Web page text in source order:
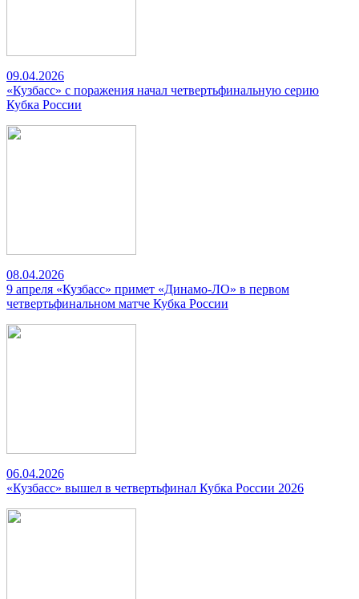
09.04.2026
«Кузбасс» с поражения начал четвертьфинальную серию
Кубка России
08.04.2026
9 апреля «Кузбасс» примет «Динамо-ЛО» в первом
четвертьфинальном матче Кубка России
06.04.2026
«Кузбасс» вышел в четвертьфинал Кубка России 2026